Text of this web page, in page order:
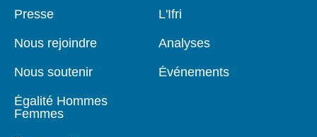
Pied
Presse
Nous rejoindre
Nous soutenir
Égalité Hommes
Femmes
Navigation
L'Ifri
Analyses
Événements